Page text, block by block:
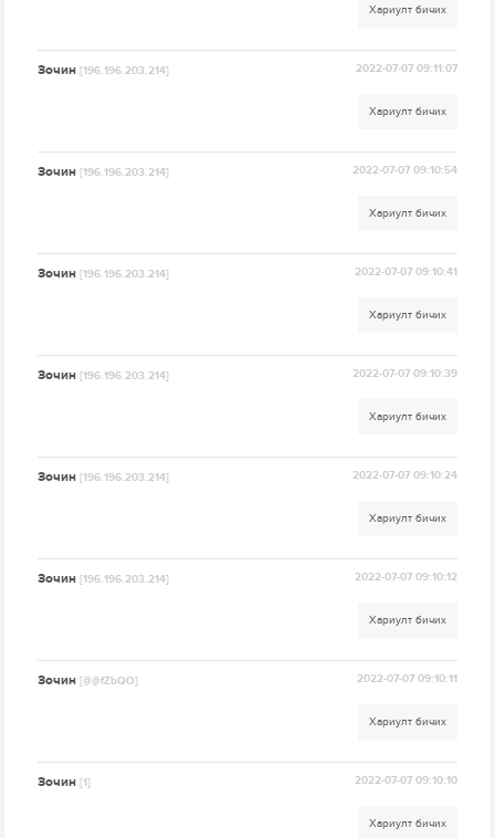
Хариулт бичих
Зочин[196.196.203.214] 2022-07-07 09:11:07
Хариулт бичих
Зочин[196.196.203.214] 2022-07-07 09:10:54
Хариулт бичих
Зочин[196.196.203.214] 2022-07-07 09:10:41
Хариулт бичих
Зочин[196.196.203.214] 2022-07-07 09:10:39
Хариулт бичих
Зочин[196.196.203.214] 2022-07-07 09:10:24
Хариулт бичих
Зочин[196.196.203.214] 2022-07-07 09:10:12
Хариулт бичих
Зочин[@@fZbQO] 2022-07-07 09:10:11
Хариулт бичих
Зочин[1] 2022-07-07 09:10:10
Хариулт бичих